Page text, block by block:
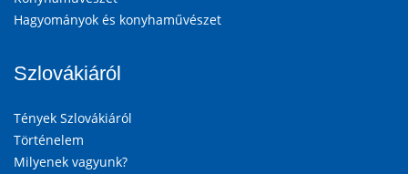
Hagyományok és konyhaművészet
Szlovákiáról
Tények Szlovákiáról
Történelem
Milyenek vagyunk?